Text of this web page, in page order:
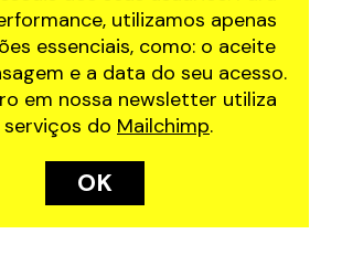
utilizamos apenas
essenciais, como: o aceite
e a data do seu acesso.
em nossa newsletter utiliza
serviços do Mailchimp.
OK